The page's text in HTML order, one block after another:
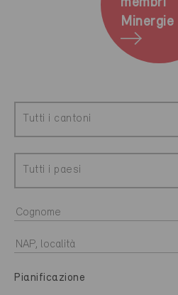
Minergie
Tutti i cantoni
Tutti i paesi
Pianificazione